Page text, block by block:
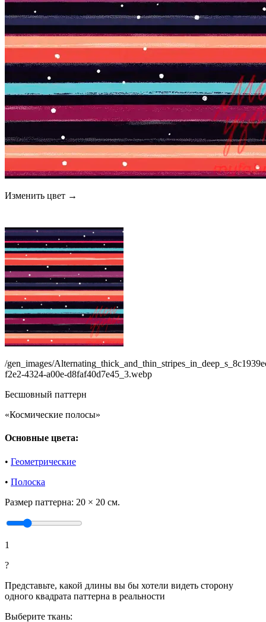
Изменить цвет →
/gen_images/
f2e2-4324-a00e-d8faf40d7e45_3.webp
Бесшовный паттерн
«Космические полосы»
Основные цвета:
• Геометрические
• Полоска
Размер паттерна: 20 × 20 см.
1
?
Представьте, какой длины вы бы хотели видеть сторону
одного квадрата паттерна в реальности
Выберите ткань: